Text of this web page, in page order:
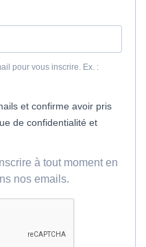
pour vous inscrire. Ex. :
et confirme avoir pris
de confidentialité et
à tout moment en
nos emails.